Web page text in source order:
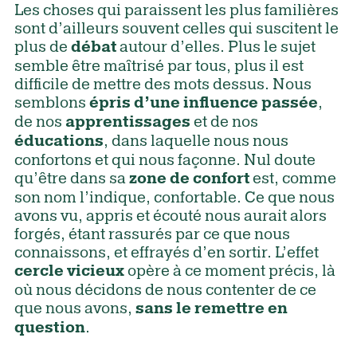
Les choses qui paraissent les plus familières
sont d’ailleurs souvent celles qui suscitent le
plus de débatautour d’elles. Plus le sujet
semble être maîtrisé par tous, plus il est
difficile de mettre des mots dessus. Nous
semblons épris d’une influence passée,
de nos apprentissages et de nos
éducations, dans laquelle nous nous
confortons et qui nous façonne. Nul doute
qu’être dans sazone de confortest, comme
son nom l’indique, confortable. Ce que nous
avons vu, appris et écouté nous aurait alors
forgés, étant rassurés par ce que nous
connaissons, et effrayés d’en sortir. L’effet
cercle vicieuxopère à ce moment précis, là
où nous décidons de nous contenter de ce
que nous avons, sans le remettre en
question.